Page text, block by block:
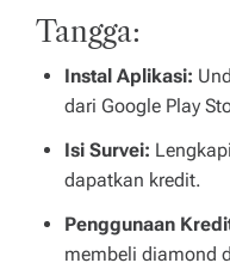
Tangga:
Instal Aplikasi:
dari Google Play
Isi Survei:
dapatkan kredit.
Penggunaan
membeli diamond